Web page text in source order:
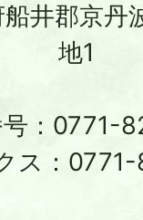
井郡京丹
地1
号：0771-
ス：